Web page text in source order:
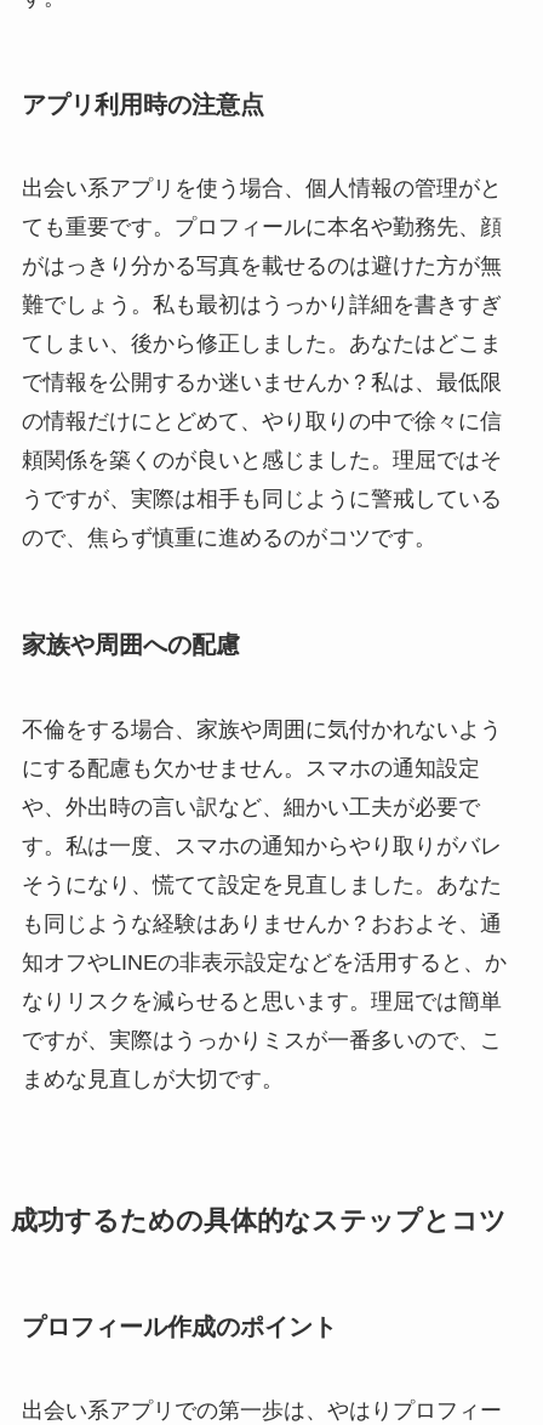
アプリ利用時の注意点
出会い系アプリを使う場合、個人情報の管理がと
ても重要です。プロフィールに本名や勤務先、顔
がはっきり分かる写真を載せるのは避けた方が無
難でしょう。私も最初はうっかり詳細を書きすぎ
てしまい、後から修正しました。あなたはどこま
で情報を公開するか迷いませんか？私は、最低限
の情報だけにとどめて、やり取りの中で徐々に信
頼関係を築くのが良いと感じました。理屈ではそ
うですが、実際は相手も同じように警戒している
ので、焦らず慎重に進めるのがコツです。
家族や周囲への配慮
不倫をする場合、家族や周囲に気付かれないよう
にする配慮も欠かせません。スマホの通知設定
や、外出時の言い訳など、細かい工夫が必要で
す。私は一度、スマホの通知からやり取りがバレ
そうになり、慌てて設定を見直しました。あなた
も同じような経験はありませんか？おおよそ、通
知オフやLINEの非表示設定などを活用すると、か
なりリスクを減らせると思います。理屈では簡単
ですが、実際はうっかりミスが一番多いので、こ
まめな見直しが大切です。
成功するための具体的なステップとコツ
プロフィール作成のポイント
出会い系アプリでの第一歩は、やはりプロフィー